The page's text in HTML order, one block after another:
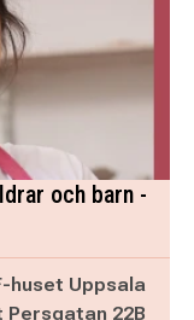
och barn -
huset Uppsala
Persgatan 22B